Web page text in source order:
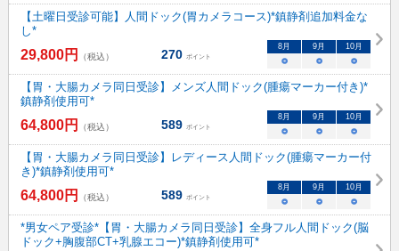
【土曜日受診可能】人間ドック(胃カメラコース)*鎮静剤追加料金な
し*
29,800円 （税込） 270 ポイント
8月 9月 10月
○ ○ ○
【胃・大腸カメラ同日受診】メンズ人間ドック(腫瘍マーカー付き)*
鎮静剤使用可*
64,800円 （税込） 589 ポイント
8月 9月 10月
○ ○ ○
【胃・大腸カメラ同日受診】レディース人間ドック(腫瘍マーカー付
き)*鎮静剤使用可*
64,800円 （税込） 589 ポイント
8月 9月 10月
○ ○ ○
*男女ペア受診*【胃・大腸カメラ同日受診】全身フル人間ドック(脳
ドック+胸腹部CT+乳腺エコー)*鎮静剤使用可*